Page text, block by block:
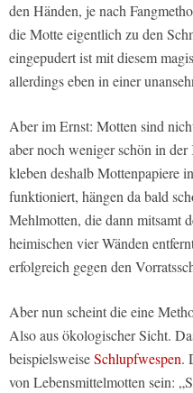
den Händen, je nach
die Motte eigentlich zu den
eingepudert ist mit diesem
allerdings eben in einer
Aber im Ernst: Motten sind
aber noch weniger schön in
kleben deshalb Mottenpapiere
funktioniert, hängen da bald
Mehlmotten, die dann mitsamt
heimischen vier Wänden
erfolgreich gegen den
Aber nun scheint die eine
Also aus ökologischer Sicht.
beispielsweiseSchlupfwespen.
von Lebensmittelmotten sein: